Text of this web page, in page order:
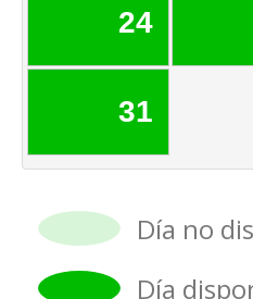
24
31
Día no
Día